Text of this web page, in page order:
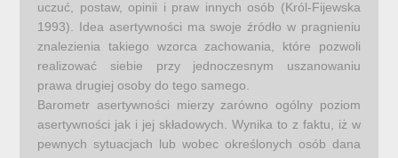
uczuć, postaw, opinii i praw innych osób (Król-Fijewska
1993). Idea asertywności ma swoje źródło w pragnieniu
znalezienia takiego wzorca zachowania, które pozwoli
realizować siebie przy jednoczesnym uszanowaniu
prawa drugiej osoby do tego samego.
Barometr asertywności mierzy zarówno ogólny poziom
asertywności jak i jej składowych. Wynika to z faktu, iż w
pewnych sytuacjach lub wobec określonych osób dana